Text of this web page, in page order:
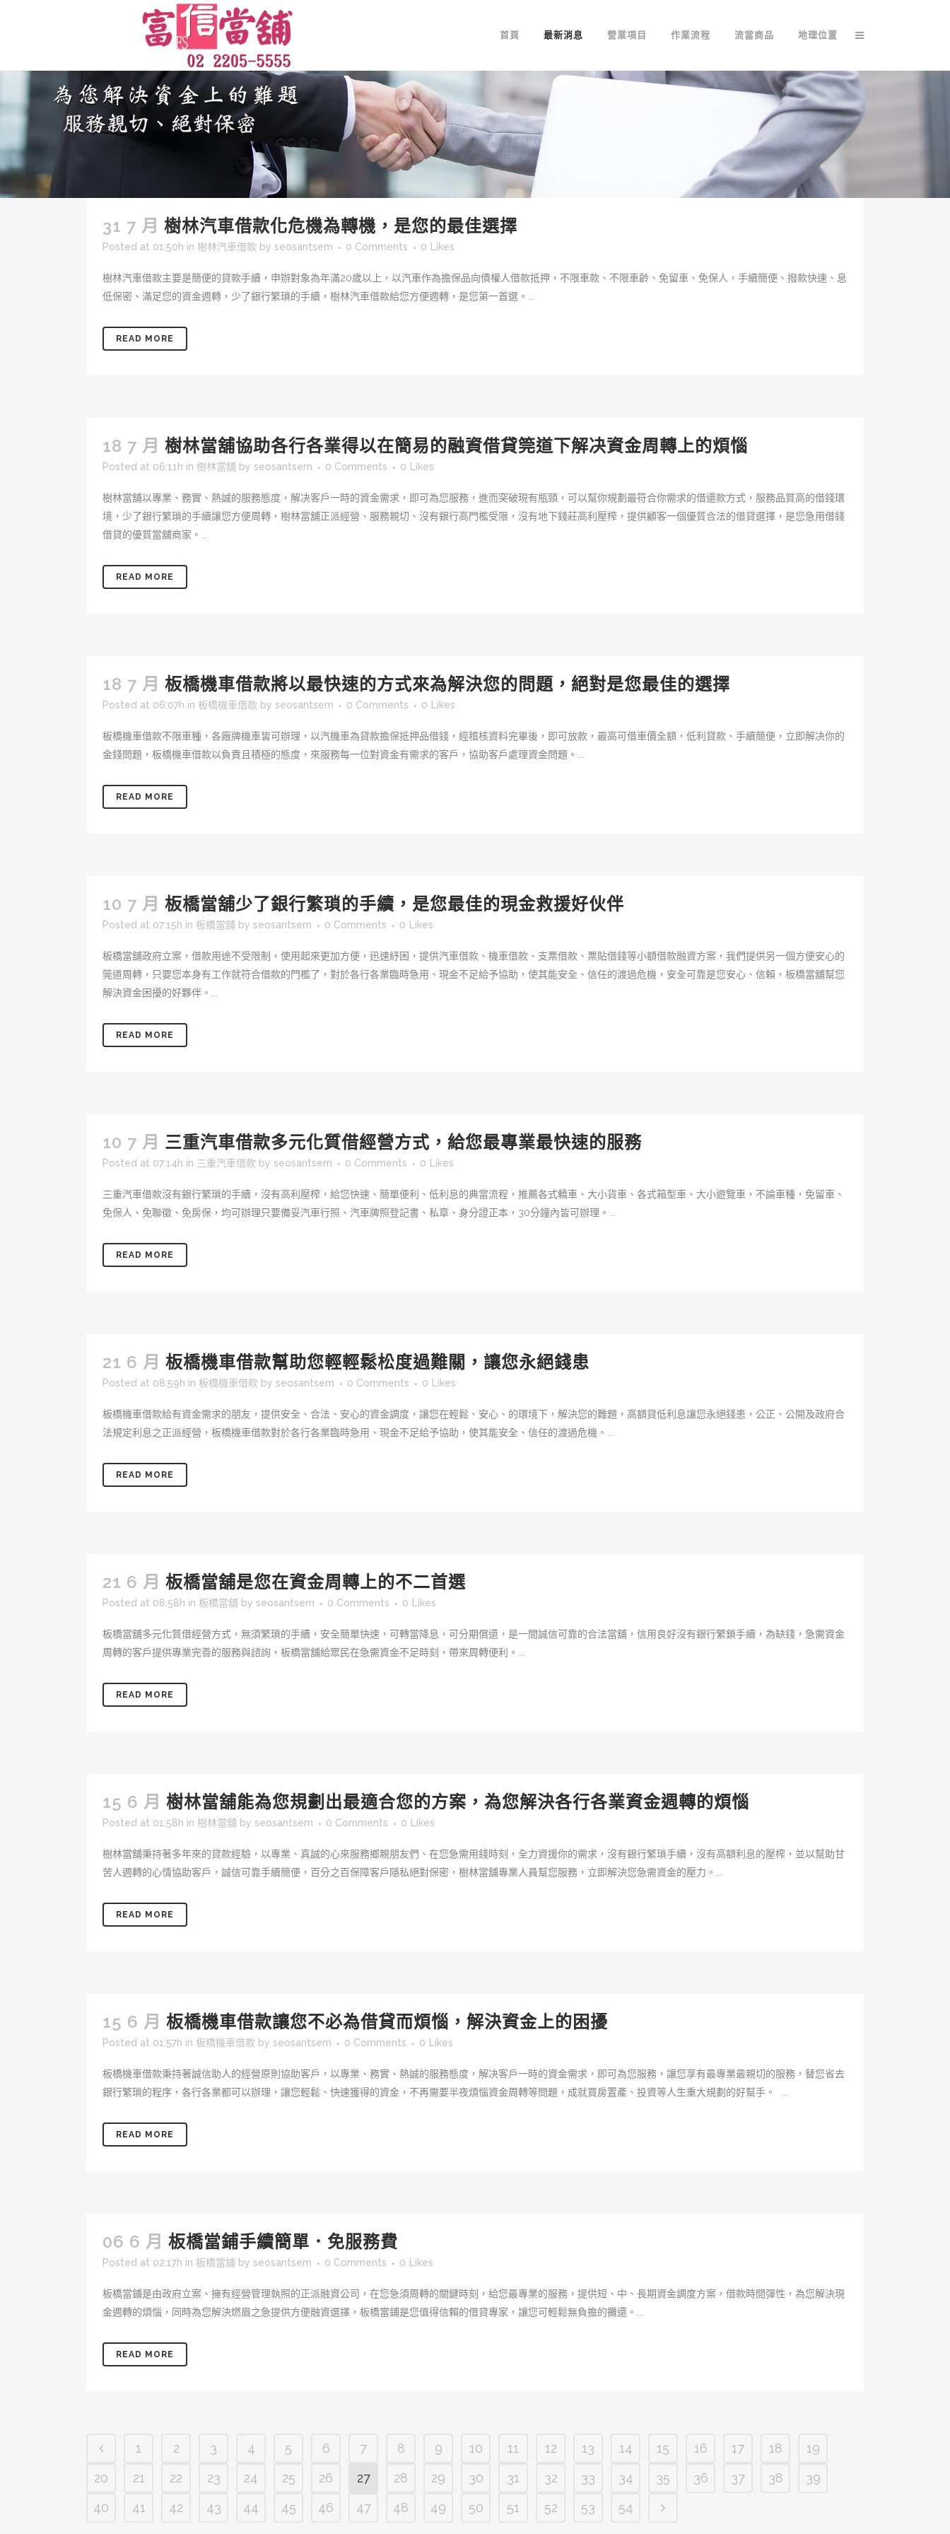
首頁 最新消息 營業項目 作業流程 流當商品 地理位置
31 7 月 樹林汽車借款化危機為轉機，是您的最佳選擇
Posted at 01:50h in 樹林汽車借款 by seosantsem 0 Comments 0 Likes
樹林汽車借款主要是簡便的貸款手續，申辦對象為年滿20歲以上，以汽車作為擔保品向債權人借款抵押，不限車款、不限車齡、免留車、免保人，手續簡便、撥款快速、息
低保密、滿足您的資金週轉，少了銀行繁瑣的手續，樹林汽車借款給您方便週轉，是您第一首選。...
READ MORE
18 7 月 樹林當舖協助各行各業得以在簡易的融資借貸筦道下解决資金周轉上的煩惱
Posted at 06:11h in 樹林當舖 by seosantsem 0 Comments 0 Likes
樹林當舖以專業、務實、熱誠的服務態度，解决客戶一時的資金需求，即可為您服務，進而突破現有瓶頸，可以幫你規劃最符合你需求的借還款方式，服務品質高的借錢環
境，少了銀行繁瑣的手續讓您方便周轉，樹林當舖正派經營、服務親切、沒有銀行高門檻受限，沒有地下錢莊高利壓榨，提供顧客一個優質合法的借貸選擇，是您急用借錢
借貸的優質當舖商家。...
READ MORE
18 7 月 板橋機車借款將以最快速的方式來為解決您的問題，絕對是您最佳的選擇
Posted at 06:07h in 板橋機車借款 by seosantsem 0 Comments 0 Likes
板橋機車借款不限車種，各廠牌機車皆可辦理，以汽機車為貸款擔保抵押品借錢，經稽核資料完畢後，即可放款，最高可借車價全額，低利貸款、手續簡便，立即解决你的
金錢問題，板橋機車借款以負責且積極的態度，來服務每一位對資金有需求的客戶，協助客戶處理資金問題。...
READ MORE
10 7 月 板橋當舖少了銀行繁瑣的手續，是您最佳的現金救援好伙伴
Posted at 07:15h in 板橋當舖 by seosantsem 0 Comments 0 Likes
板橋當舖政府立案，借款用途不受限制，使用起來更加方便，迅速紓困，提供汽車借款、機車借款、支票借款、票貼借錢等小額借款融資方案，我們提供另一個方便安心的
筦道周轉，只要您本身有工作就符合借款的門檻了，對於各行各業臨時急用、現金不足給予協助，使其能安全、信任的渡過危機，安全可靠是您安心、信賴，板橋當舖幫您
解決資金困擾的好夥伴。...
READ MORE
10 7 月 三重汽車借款多元化質借經營方式，給您最專業最快速的服務
Posted at 07:14h in 三重汽車借款 by seosantsem 0 Comments 0 Likes
三重汽車借款沒有銀行繁瑣的手續，沒有高利壓榨，給您快速、簡單便利、低利息的典當流程，推薦各式轎車、大小貨車、各式箱型車、大小遊覽車，不論車種，免留車、
免保人、免聯徵、免房保，均可辦理只要備妥汽車行照、汽車牌照登記書、私章、身分證正本，30分鐘內皆可辦理。...
READ MORE
21 6 月 板橋機車借款幫助您輕輕鬆松度過難關，讓您永絕錢患
Posted at 08:59h in 板橋機車借款 by seosantsem 0 Comments 0 Likes
板橋機車借款給有資金需求的朋友，提供安全、合法、安心的資金調度，讓您在輕鬆、安心、的環境下，解決您的難題，高額貸低利息讓您永絕錢患，公正、公開及政府合
法規定利息之正派經營，板橋機車借款對於各行各業臨時急用、現金不足給予協助，使其能安全、信任的渡過危機。...
READ MORE
21 6 月 板橋當舖是您在資金周轉上的不二首選
Posted at 08:58h in 板橋當舖 by seosantsem 0 Comments 0 Likes
板橋當舖多元化質借經營方式，無須繁瑣的手續，安全簡單快速，可轉當降息，可分期償還，是一間誠信可靠的合法當舖，信用良好沒有銀行繁鎖手續，為缺錢，急需資金
周轉的客戶提供專業完善的服務與諮詢，板橋當舖給眾民在急需資金不足時刻，帶來周轉便利。...
READ MORE
15 6 月 樹林當舖能為您規劃出最適合您的方案，為您解決各行各業資金週轉的煩惱
Posted at 01:58h in 樹林當舖 by seosantsem 0 Comments 0 Likes
樹林當舖秉持著多年來的貸款經驗，以專業、真誠的心來服務鄉親朋友們、在您急需用錢時刻，全力資援你的需求，沒有銀行繁瑣手續，沒有高額利息的壓榨，並以幫助甘
苦人週轉的心情協助客戶，誠信可靠手續簡便，百分之百保障客戶隱私絕對保密，樹林當舖專業人員幫您服務，立即解決您急需資金的壓力。...
READ MORE
15 6 月 板橋機車借款讓您不必為借貸而煩惱，解決資金上的困擾
Posted at 01:57h in 板橋機車借款 by seosantsem 0 Comments 0 Likes
板橋機車借款秉持著誠信助人的經營原則協助客戶，以專業、務實、熱誠的服務態度，解决客戶一時的資金需求，即可為您服務，讓您享有最專業最親切的服務，替您省去
銀行繁瑣的程序，各行各業都可以辦理，讓您輕鬆、快速獲得的資金，不再需要半夜煩惱資金周轉等問題，成就買房置產、投資等人生重大規劃的好幫手。 ...
READ MORE
06 6 月 板橋當鋪手續簡單．免服務費
Posted at 02:17h in 板橋當鋪 by seosantsem 0 Comments 0 Likes
板橋當鋪是由政府立案、擁有經營管理執照的正派融資公司，在您急須周轉的關鍵時刻，給您最專業的服務，提供短、中、長期資金調度方案，借款時間彈性，為您解決現
金週轉的煩惱，同時為您解決燃眉之急提供方便融資選擇，板橋當鋪是您值得信賴的借貸專家，讓您可輕鬆無負擔的攤還。...
READ MORE
1 2 3 4 5 6 7 8 9 10 11 12 13 14 15 16 17 18
19
20
21 22 23 24 25 26 27 28 29 30 31 32 33 34 35 36 37 38
39
40
41 42 43 44 45 46 47 48 49 50 51 52 53 54